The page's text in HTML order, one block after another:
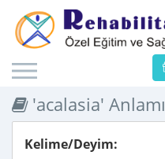
'acalasia' Anlamı
Kelime/Deyim: